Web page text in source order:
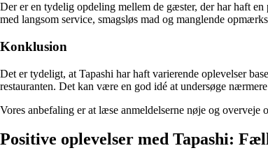
Der er en tydelig opdeling mellem de gæster, der har haft
med langsom service, smagsløs mad og manglende
Konklusion
Det er tydeligt, at Tapashi har haft varierende oplevelser
restauranten. Det kan være en god idé at undersøge
Vores anbefaling er at læse anmeldelserne nøje og overveje
Positive oplevelser med Tapashi: